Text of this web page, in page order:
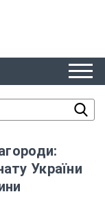
України